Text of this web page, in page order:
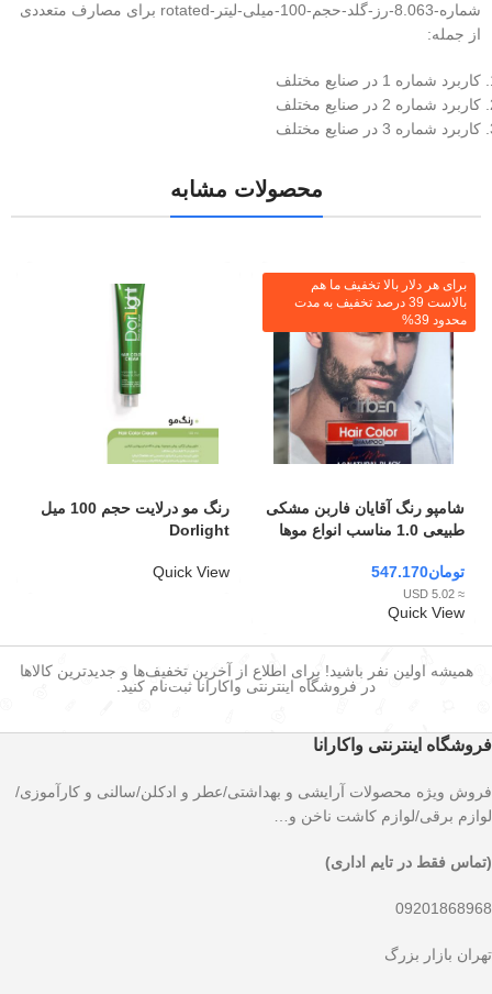
شماره-8.063-رز-گلد-حجم-100-میلی-لیتر-rotated برای مصارف متعددی
از جمله:
کاربرد شماره 1 در صنایع مختلف
کاربرد شماره 2 در صنایع مختلف
کاربرد شماره 3 در صنایع مختلف
محصولات مشابه
برای هر دلار بالا تخفیف ما هم
بالاست 39 درصد تخفیف به مدت
محدود 39%
شامپو رنگ آقایان فاربن مشکی
طبیعی 1.0 مناسب انواع موها
تومان547.170
≈ 5.02 USD
Quick View
رنگ مو درلایت حجم 100 میل
Dorlight
Quick View
همیشه اولین نفر باشید! برای اطلاع از آخرین تخفیف‌ها و جدیدترین کالاها
در فروشگاه اینترنتی واکارانا ثبت‌نام کنید.
فروشگاه اینترنتی واکارانا
فروش ویژه محصولات آرایشی و بهداشتی/عطر و ادکلن/سالنی و کارآموزی/
لوازم برقی/لوازم کاشت ناخن و…
(تماس فقط در تایم اداری)
09201868968
تهران بازار بزرگ